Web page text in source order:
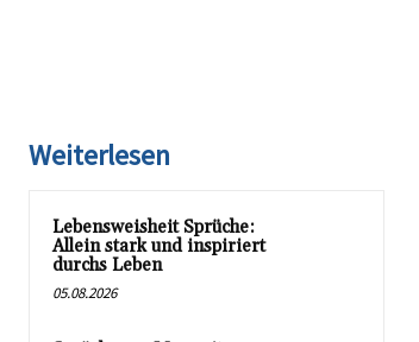
Weiterlesen
Lebensweisheit Sprüche:
Allein stark und inspiriert
durchs Leben
05.08.2026